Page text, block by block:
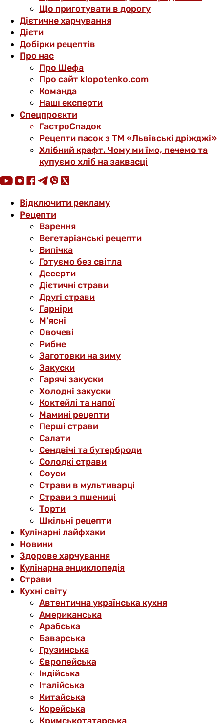
Що приготувати в дорогу
Дієтичне харчування
Дієти
Добірки рецептів
Про нас
Про Шефа
Про сайт klopotenko.com
Команда
Наші експерти
Спецпроєкти
ГастроСпадок
Рецепти пасок з ТМ «Львівські дріжджі»
Хлібний крафт. Чому ми їмо, печемо та
купуємо хліб на заквасці
Відключити рекламу
Рецепти
Варення
Вегетаріанські рецепти
Випічка
Готуємо без світла
Десерти
Дієтичні страви
Другі страви
Гарніри
М’ясні
Овочеві
Рибне
Заготовки на зиму
Закуски
Гарячі закуски
Холодні закуски
Коктейлі та напої
Мамині рецепти
Перші страви
Салати
Сендвічі та бутерброди
Солодкі страви
Соуси
Страви в мультиварці
Страви з пшениці
Торти
Шкільні рецепти
Кулінарні лайфхаки
Новини
Здорове харчування
Кулінарна енциклопедія
Страви
Кухні світу
Автентична українська кухня
Американська
Арабська
Баварська
Грузинська
Європейська
Індійська
Італійська
Китайська
Корейська
Кримськотатарська